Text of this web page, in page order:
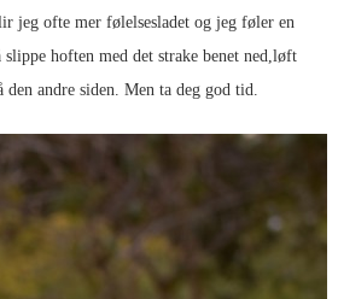
jeg ofte mer følelsesladet og jeg føler en
hoften med det strake benet ned,løft
andre siden. Men ta deg god tid.